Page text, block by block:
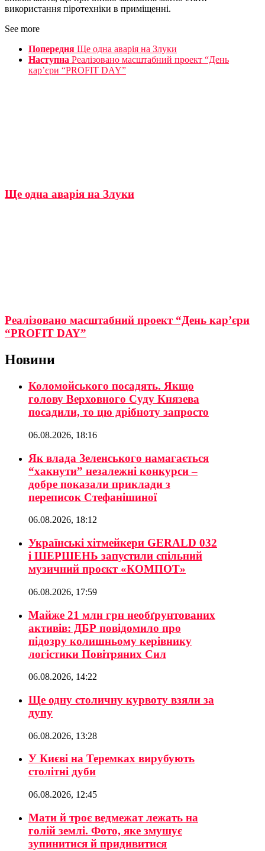
використання піротехніки в приміщенні.
See more
Попередня Ще одна аварія на Злуки
Наступна Реалізовано масштабний проект “День
кар’єри “PROFІT DAY”
Ще одна аварія на Злуки
Реалізовано масштабний проект “День кар’єри
“PROFІT DAY”
Новини
Коломойського посадять. Якщо
голову Верховного Суду Князева
посадили, то цю дрібноту запросто
06.08.2026, 18:16
Як влада Зеленського намагається
“хакнути” незалежні конкурси –
добре показали приклади з
переписок Стефанішиної
06.08.2026, 18:12
Українські хітмейкери GERALD 032
і ШЕРШЕНЬ запустили спільний
музичний проєкт «КОМПОТ»
06.08.2026, 17:59
Майже 21 млн грн необґрунтованих
активів: ДБР повідомило про
підозру колишньому керівнику
логістики Повітряних Сил
06.08.2026, 14:22
Ще одну столичну курвоту взяли за
дупу
06.08.2026, 13:28
У Києві на Теремках вирубують
столітні дуби
06.08.2026, 12:45
Мати й троє ведмежат лежать на
голій землі. Фото, яке змушує
зупинитися й придивитися